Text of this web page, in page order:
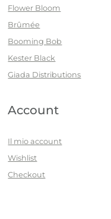
Flower Bloom
Brûmée
Booming Bob
Kester Black
Giada Distributions
Account
Il mio account
Wishlist
Checkout